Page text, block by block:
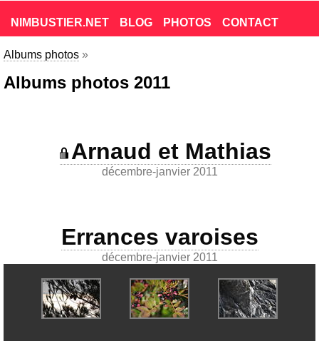
NIMBUSTIER.NET BLOG PHOTOS CONTACT
Albums photos »
Albums photos 2011
Arnaud et Mathias
décembre-janvier 2011
Errances varoises
décembre-janvier 2011